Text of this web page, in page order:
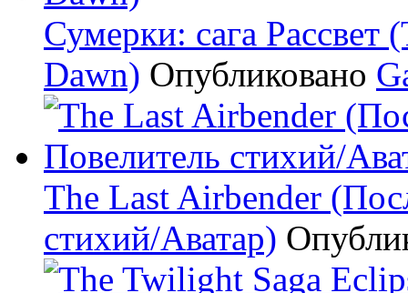
Сумерки: cага Рассвет
Dawn) Опубликовано
The Last Airbender
стихий/Аватар)